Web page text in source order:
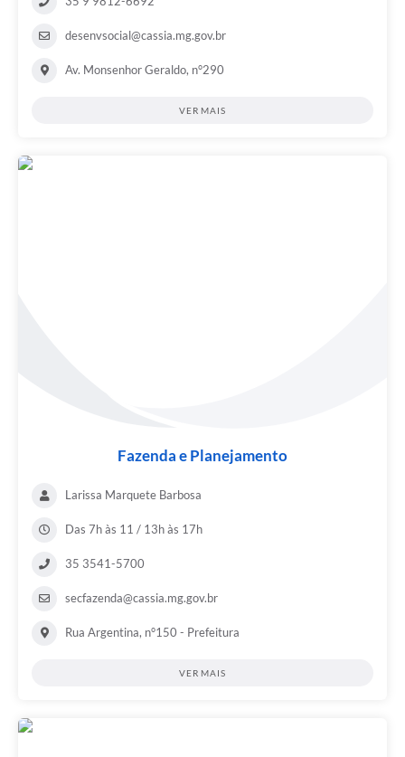
desenvsocial@cassia.mg.gov.br
Av. Monsenhor Geraldo, n°290
VER MAIS
Fazenda e Planejamento
Larissa Marquete Barbosa
Das 7h às 11 / 13h às 17h
35 3541-5700
secfazenda@cassia.mg.gov.br
Rua Argentina, n°150 - Prefeitura
VER MAIS